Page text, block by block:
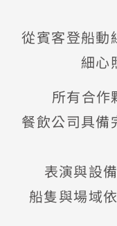
從賓客登船動
細心
所有合
餐飲公司具備
表演與設
船隻與場域